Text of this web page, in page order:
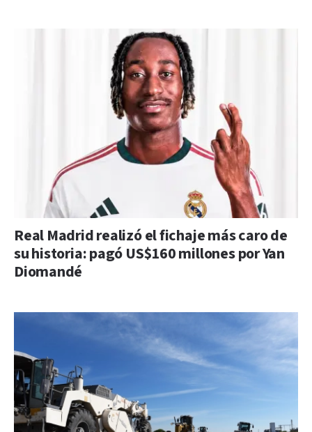
Real Madrid realizó el fichaje más caro de
su historia: pagó US$160 millones por Yan
Diomandé